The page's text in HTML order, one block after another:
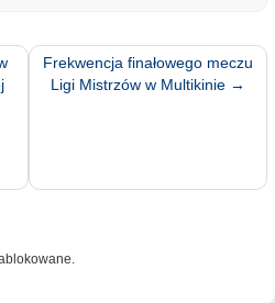
Frekwencja finałowego meczu
Ligi Mistrzów w Multikinie →